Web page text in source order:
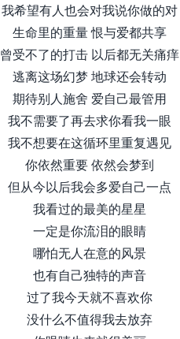
我希望有人也会对我说你做的对
生命里的重量 恨与爱都共享
曾受不了的打击 以后都无关痛痒
逃离这场幻梦 地球还会转动
期待别人施舍 爱自己最管用
我不需要了再去求你看我一眼
我不想要在这循环里重复遇见
你依然重要 依然会梦到
但从今以后我会多爱自己一点
我看过的最美的星星
一定是你流泪的眼睛
哪怕无人在意的风景
也有自己独特的声音
过了我今天就不喜欢你
没什么不值得我去放弃